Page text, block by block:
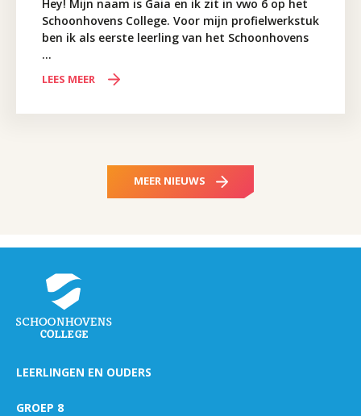
Hey! Mijn naam is Gaia en ik zit in vwo 6 op het
Schoonhovens College. Voor mijn profielwerkstuk
ben ik als eerste leerling van het Schoonhovens
…
LEES MEER
MEER NIEUWS
LEERLINGEN EN OUDERS
GROEP 8